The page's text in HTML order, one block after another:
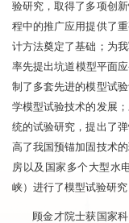
验研究，取得了多项创
程中的推广应用提供了
计方法奠定了基础；为
率先提出坑道模型平面
制了多套先进的模型试
学模型试验技术的发展
统的试验研究，提出了
高了我国预锚加固技术
房以及国家多个大型水
峡）进行了模型试验研
顾金才院士获国家